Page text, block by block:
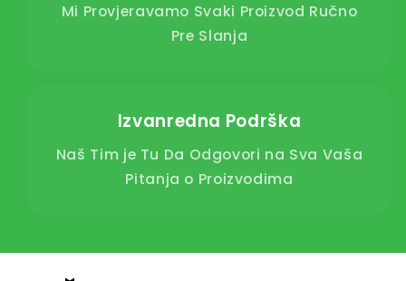
Mi Provjeravamo Svaki Proizvod Ručno
Pre Slanja
Izvanredna Podrška
Naš Tim je Tu Da Odgovori na Sva Vaša
Pitanja o Proizvodima